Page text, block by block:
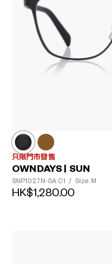
只限門市發售
OWNDAYS | SUN
SNP1027N-5A C1 / Size: M
HK$1,280.00